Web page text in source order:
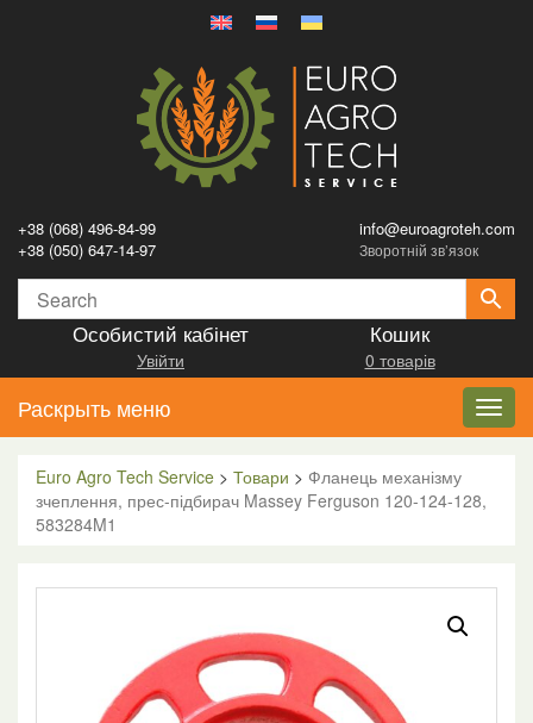
+38 (068) 496-84-99
+38 (050) 647-14-97
info@euroagroteh.com
Зворотній зв’язок
Особистий кабінет
Увійти
Кошик
0 товарів
Раскрыть меню
Euro Agro Tech Service > Товари > Фланець механізму
зчеплення, прес-підбирач Massey Ferguson 120-124-128,
583284M1